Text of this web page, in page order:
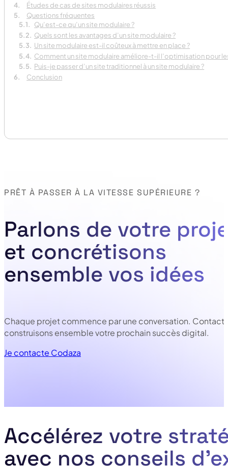
Études de cas de sites modulaires réussis
Questions fréquentes
Qu’est-ce qu’un site modulaire ?
Quels sont les avantages d’un site modulaire ?
Un site modulaire est-il coûteux à mettre en place ?
Comment un site modulaire améliore-t-il l’optimisation pour
Puis-je passer d’un site traditionnel à un site modulaire ?
Conclusion
Parlons de votre
et concrétisons
ensemble vos idées
PRÊT À PASSER À LA VITESSE SUPÉRIEURE ?
Chaque projet commence par une conversation.
construisons ensemble votre prochain succès digital.
Je contacte Codaza
Accélérez votre
avec nos conseils